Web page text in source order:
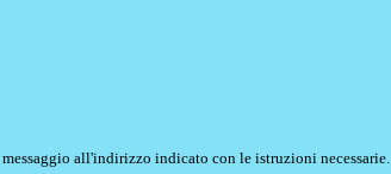
all'indirizzo indicato con le istruzioni necessarie.